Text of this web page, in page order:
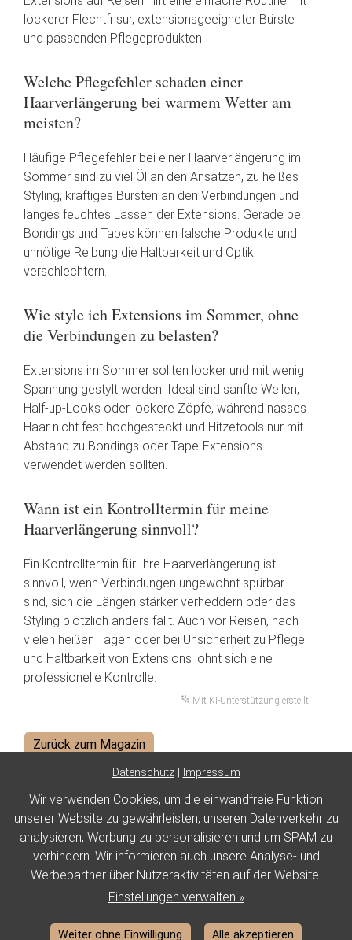
lockerer Flechtfrisur, extensionsgeeigneter Bürste
und passenden Pflegeprodukten.
Welche Pflegefehler schaden einer
Haarverlängerung bei warmem Wetter am
meisten?
Häufige Pflegefehler bei einer Haarverlängerung im
Sommer sind zu viel Öl an den Ansätzen, zu heißes
Styling, kräftiges Bürsten an den Verbindungen und
langes feuchtes Lassen der Extensions. Gerade bei
Bondings und Tapes können falsche Produkte und
unnötige Reibung die Haltbarkeit und Optik
verschlechtern.
Wie style ich Extensions im Sommer, ohne
die Verbindungen zu belasten?
Extensions im Sommer sollten locker und mit wenig
Spannung gestylt werden. Ideal sind sanfte Wellen,
Half-up-Looks oder lockere Zöpfe, während nasses
Haar nicht fest hochgesteckt und Hitzetools nur mit
Abstand zu Bondings oder Tape-Extensions
verwendet werden sollten.
Wann ist ein Kontrolltermin für meine
Haarverlängerung sinnvoll?
Ein Kontrolltermin für Ihre Haarverlängerung ist
sinnvoll, wenn Verbindungen ungewohnt spürbar
sind, sich die Längen stärker verheddern oder das
Styling plötzlich anders fällt. Auch vor Reisen, nach
vielen heißen Tagen oder bei Unsicherheit zu Pflege
und Haltbarkeit von Extensions lohnt sich eine
professionelle Kontrolle.
Mit KI-Unterstützung erstellt
Zurück zum Magazin
Impressum
Datenschutz
Barrierefreiheit
Cookie Einstellungen
Marketing by
Datenschutz| Impressum
Wir verwenden Cookies, um die einwandfreie Funktion
unserer Website zu gewährleisten, unseren Datenverkehr zu
analysieren, Werbung zu personalisieren und um SPAM zu
verhindern. Wir informieren auch unsere Analyse- und
Werbepartner über Nutzeraktivitäten auf der Website.
Einstellungen verwalten »
Weiter ohne Einwilligung Alle akzeptieren